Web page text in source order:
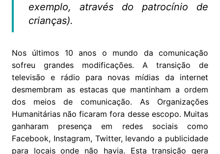
exemplo, através do patrocínio de
crianças).
Nos últimos 10 anos o mundo da comunicação
sofreu grandes modificações. A transição de
televisão e rádio para novas mídias da internet
desmembram as estacas que mantinham a ordem
dos meios de comunicação. As Organizações
Humanitárias não ficaram fora desse escopo. Muitas
ganharam presença em redes sociais como
Facebook, Instagram, Twitter, levando a publicidade
para locais onde não havia. Esta transição gera